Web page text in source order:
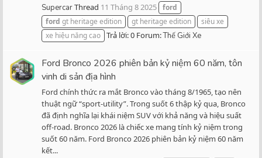
SupercarThread 11 Tháng 8 2025 ford
ford gt heritage edition gt heritage edition
siêu xe
xe hiệu năng cao Trả lời: 0 Forum:Thế Giới Xe
Ford Bronco 2026 phiên bản kỷ niệm 60 năm, tôn
vinh di sản địa hình
Ford chính thức ra mắt Bronco vào tháng 8/1965, tạo nên
thuật ngữ “sport-utility”. Trong suốt 6 thập kỷ qua, Bronco
đã định nghĩa lại khái niệm SUV với khả năng và hiệu suất
off-road. Bronco 2026 là chiếc xe mang tính kỷ niệm trong
suốt 60 năm. Ford Bronco 2026 phiên bản kỷ niệm 60 năm
kết...